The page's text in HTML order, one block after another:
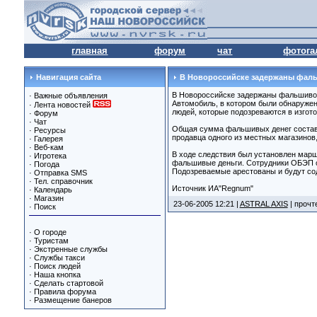
главная форум чат
Навигация сайта
· Важные объявления
· Лента новостей
· Форум
· Чат
· Ресурсы
· Галерея
· Веб-кам
· Игротека
· Погода
· Отправка SMS
· Тел. справочник
· Календарь
· Магазин
· Поиск
· О городе
· Туристам
· Экстренные службы
· Службы такси
· Поиск людей
· Наша кнопка
· Сделать стартовой
· Правила форума
· Размещение банеров
В Новороссийске задержаны
В Новороссийске задержаны
Автомобиль, в котором были
людей, которые подозреваются в
Общая сумма фальшивых денег
продавца одного из местных
В ходе следствия был установлен
фальшивые деньги. Сотрудники ОБЭП
Подозреваемые арестованы и будут
Источник ИА"Regnum"
23-06-2005 12:21 | ASTRAL AXIS|